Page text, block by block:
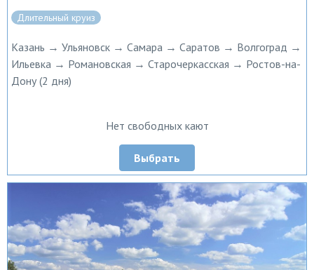
Длительный круиз
Казань → Ульяновск → Самара → Саратов → Волгоград →
Ильевка → Романовская → Старочеркасская → Ростов-на-
Дону (2 дня)
Нет свободных кают
Выбрать